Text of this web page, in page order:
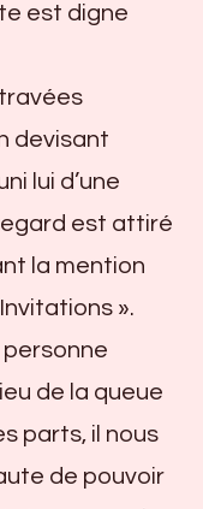
est digne
devisant
lui d’une
est attiré
la mention
».
personne
de la queue
parts, il nous
de pouvoir